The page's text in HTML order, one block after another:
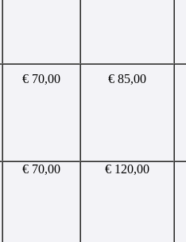
€ 70,00 € 85,00
€ 70,00 € 120,00